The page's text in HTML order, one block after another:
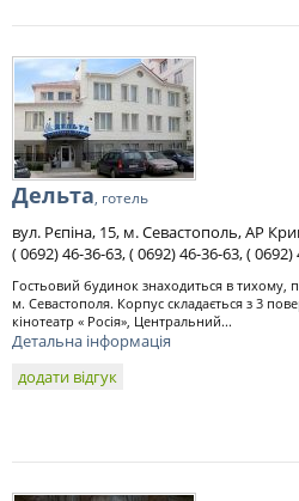
Дельта, готель
вул. Рєпіна, 15, м. Севастополь, АР
( 0692) 46-36-63, ( 0692) 46-36-63, ( 0692)
Гостьовий будинок знаходиться в тихому,
м. Севастополя. Корпус складається з 3
кінотеатр « Росія», Центральний...
Детальна інформація
додати відгук